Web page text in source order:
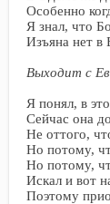
Особенно
Я знал, что
Изъяна нет в
Выходит с
Я понял, в
Сейчас она
Не оттого,
Но потому,
Но потому,
Искал и вот
Поэтому